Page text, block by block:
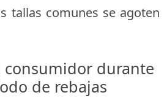
tallas comunes se agoten
consumidor durante
de rebajas